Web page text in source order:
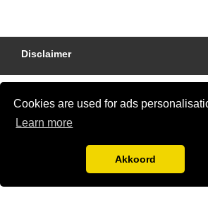
Cookies are used for ads
Learn more
Akkoord
Disclaimer